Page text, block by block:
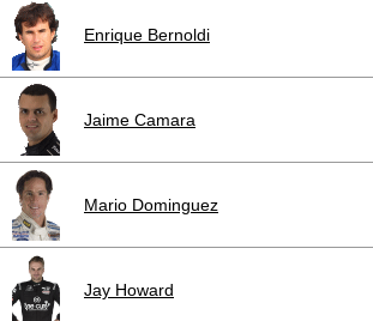
Enrique Bernoldi
Jaime Camara
Mario Dominguez
Jay Howard